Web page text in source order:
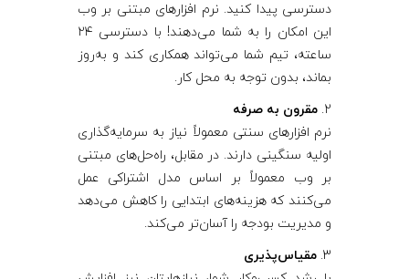
دسترسی پیدا کنید. نرم‌ افزارهای مبتنی بر وب
این امکان را به شما می‌دهند! با دسترسی ۲۴
ساعته، تیم شما می‌تواند همکاری کند و به‌روز
بماند، بدون توجه به محل کار.
2. مقرون به صرفه
نرم‌ افزارهای سنتی معمولاً نیاز به سرمایه‌گذاری
اولیه سنگینی دارند. در مقابل، راه‌حل‌های مبتنی
بر وب معمولاً بر اساس مدل اشتراکی عمل
می‌کنند که هزینه‌های ابتدایی را کاهش می‌دهد
و مدیریت بودجه را آسان‌تر می‌کند.
3. مقیاس‌پذیری